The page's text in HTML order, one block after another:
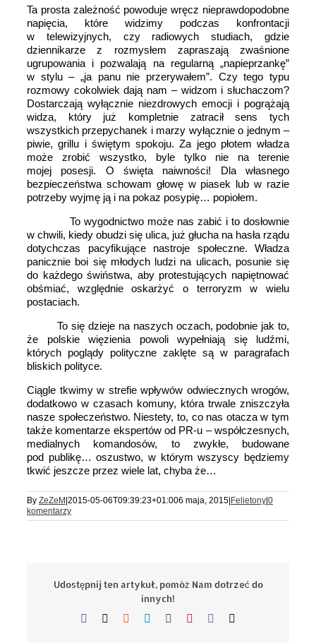
Ta prosta zależność powoduje wręcz nieprawdopodobne
napięcia, które widzimy podczas konfrontacji
w telewizyjnych, czy radiowych studiach, gdzie
dziennikarze z rozmysłem zapraszają zwaśnione
ugrupowania i pozwalają na regularną „napieprzankę”
w stylu – „ja panu nie przerywałem”. Czy tego typu
rozmowy cokolwiek dają nam – widzom i słuchaczom?
Dostarczają wyłącznie niezdrowych emocji i pogrążają
widza, który już kompletnie zatracił sens tych
wszystkich przepychanek i marzy wyłącznie o jednym –
piwie, grillu i świętym spokoju. Za jego płotem władza
może zrobić wszystko, byle tylko nie na terenie
mojej posesji. O święta naiwności! Dla własnego
bezpieczeństwa schowam głowę w piasek lub w razie
potrzeby wyjmę ją i na pokaz posypię… popiołem.
To wygodnictwo może nas zabić i to dosłownie
w chwili, kiedy obudzi się ulica, już głucha na hasła rządu
dotychczas pacyfikujące nastroje społeczne. Władza
panicznie boi się młodych ludzi na ulicach, posunie się
do każdego świństwa, aby protestujących napiętnować
obśmiać, względnie oskarżyć o terroryzm w wielu
postaciach.
To się dzieje na naszych oczach, podobnie jak to,
że polskie więzienia powoli wypełniają się ludźmi,
których poglądy polityczne zaklęte są w paragrafach
bliskich polityce.
Ciągle tkwimy w strefie wpływów odwiecznych wrogów,
dodatkowo w czasach komuny, która trwale zniszczyła
nasze społeczeństwo. Niestety, to, co nas otacza w tym
także komentarze ekspertów od PR-u – współczesnych,
medialnych komandosów, to zwykłe, budowane
pod publikę… oszustwo, w którym wszyscy będziemy
tkwić jeszcze przez wiele lat, chyba że…
By ZeZeM|2015-05-06T09:39:23+01:006 maja, 2015|Felietony|0
komentarzy
Udostępnij ten artykuł, pomóż Nam dotrzeć do
innych!
Facebook Reddit LinkedIn
TumblrPinterest